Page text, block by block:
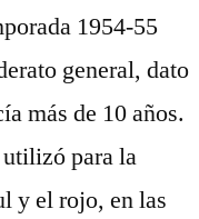
1954-55
general, dato
más de 10 años.
para la
y el rojo, en las